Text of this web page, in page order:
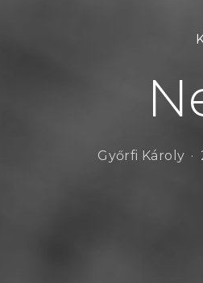
Győrfi Károly